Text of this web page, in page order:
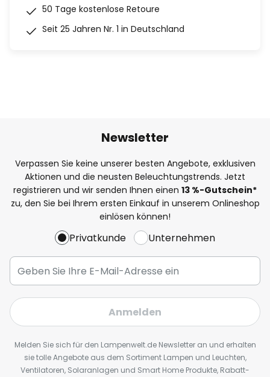
50 Tage kostenlose Retoure
Seit 25 Jahren Nr. 1 in Deutschland
Newsletter
Verpassen Sie keine unserer besten Angebote, exklusiven
Aktionen und die neusten Beleuchtungstrends. Jetzt
registrieren und wir senden Ihnen einen 13 %-Gutschein*
zu, den Sie bei Ihrem ersten Einkauf in unserem Onlineshop
einlösen können!
Privatkunde Unternehmen
Anmelden
Melden Sie sich für den Lampenwelt.de Newsletter an und erhalten
sie tolle Angebote aus dem Sortiment Lampen und Leuchten,
Ventilatoren, Solaranlagen und Smart Home Produkte, Rabatt-